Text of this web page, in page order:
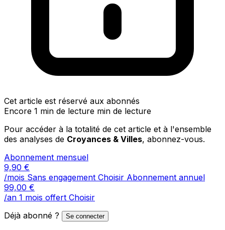
Cet article est réservé aux abonnés
Encore 1 min de lecture min de lecture
Pour accéder à la totalité de cet article et à l'ensemble
des analyses de Croyances & Villes, abonnez-vous.
Abonnement mensuel
9,90 €
/mois Sans engagement Choisir Abonnement annuel
99,00 €
/an 1 mois offert Choisir
Déjà abonné ?
Se connecter